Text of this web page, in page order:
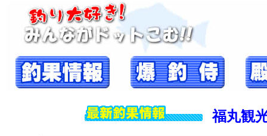
福丸観